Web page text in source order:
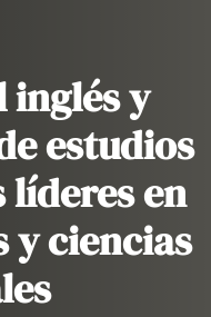
inglés y
estudios
en
y ciencias